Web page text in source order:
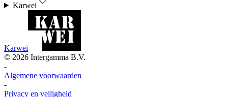
Karwei
Karwei
© 2026 Intergamma B.V.
-
Algemene voorwaarden
-
Privacy en veiligheid